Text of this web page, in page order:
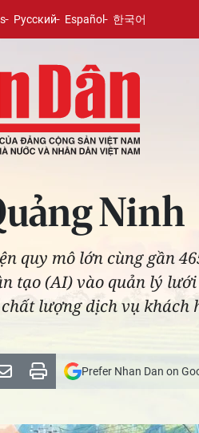
Русский Español 한국어
Ninh
quy mô lớn cùng gần
tạo (AI) vào quản lý
lượng dịch vụ khách
Prefer Nhan Dan on